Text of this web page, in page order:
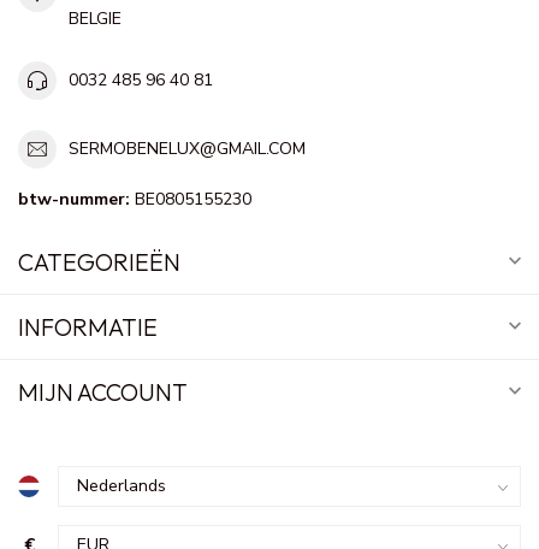
BELGIE
0032 485 96 40 81
SERMOBENELUX@GMAIL.COM
btw-nummer: BE0805155230
CATEGORIEËN
INFORMATIE
MIJN ACCOUNT